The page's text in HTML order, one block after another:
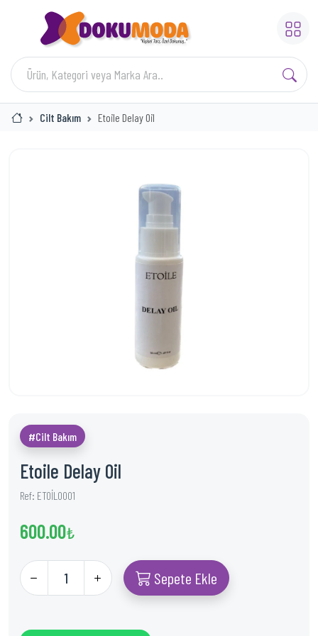
Cilt Bakım Etoile Delay Oil
#Cilt Bakım
Etoile Delay Oil
Ref: ETOİL0001
600.00₺
Sepete Ekle